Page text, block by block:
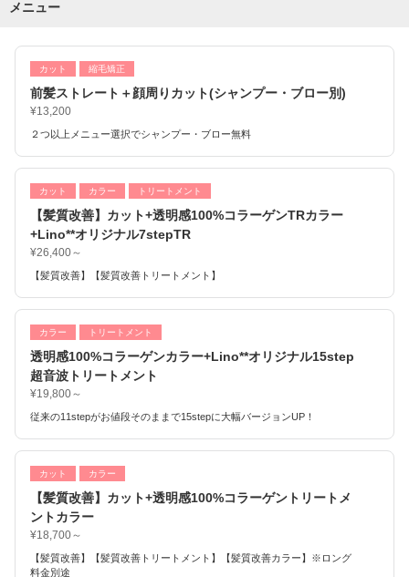
メニュー
カット 縮毛矯正
前髪ストレート＋顔周りカット(シャンプー・ブロー別)
¥13,200
２つ以上メニュー選択でシャンプー・ブロー無料
カット カラー トリートメント
【髪質改善】カット+透明感100%コラーゲンTRカラー
+Lino**オリジナル7stepTR
¥26,400～
【髪質改善】【髪質改善トリートメント】
カラー トリートメント
透明感100%コラーゲンカラー+Lino**オリジナル15step
超音波トリートメント
¥19,800～
従来の11stepがお値段そのままで15stepに大幅バージョンUP！
カット カラー
【髪質改善】カット+透明感100%コラーゲントリートメ
ントカラー
¥18,700～
【髪質改善】【髪質改善トリートメント】【髪質改善カラー】※ロング
料金別途